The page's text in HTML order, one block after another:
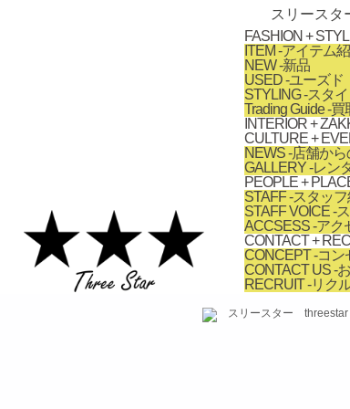
スリースタ
FASHION +
ITEM -アイテム
NEW-新品
USED-ユーズド
STYLING-スタ
Trading Guide-買
INTERIOR +
CULTURE +
NEWS-店舗か
GALLERY-レン
PEOPLE +
STAFF-スタッフ
STAFF VOICE-
ACCSESS-アク
CONTACT +
CONCEPT-コン
CONTACT US-
RECRUIT-リク